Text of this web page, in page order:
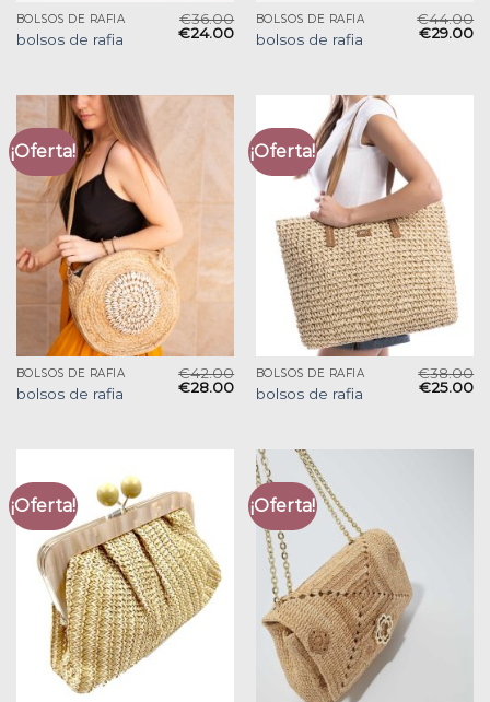
BOLSOS DE RAFIA
bolsos de rafia
€36.00
€24.00
BOLSOS DE RAFIA
bolsos de rafia
€44.00
€29.00
¡Oferta!
BOLSOS DE RAFIA
bolsos de rafia
€42.00
€28.00
¡Oferta!
BOLSOS DE RAFIA
bolsos de rafia
€38.00
€25.00
¡Oferta! ¡Oferta!